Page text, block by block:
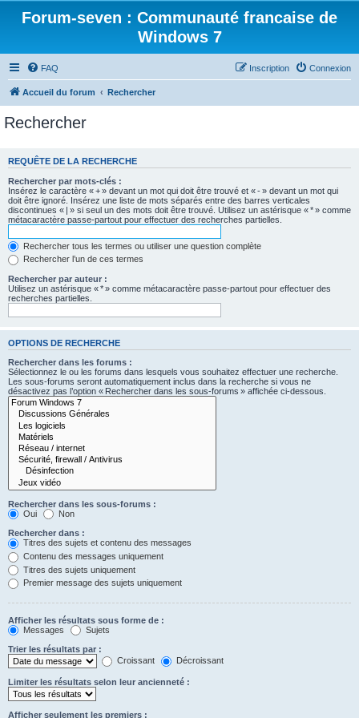
Forum-seven : Communauté francaise de
Windows 7
FAQ Connexion
Inscription
Accueil du forum Rechercher
Rechercher
REQUÊTE DE LA RECHERCHE
Rechercher par mots-clés :
Insérez le caractère « + » devant un mot qui doit être trouvé et « - » devant un mot qui
doit être ignoré. Insérez une liste de mots séparés entre des barres verticales
discontinues « | » si seul un des mots doit être trouvé. Utilisez un astérisque « * » comme
métacaractère passe-partout pour effectuer des recherches partielles.
Rechercher tous les termes ou utiliser une question complète
Rechercher l’un de ces termes
Rechercher par auteur :
Utilisez un astérisque « * » comme métacaractère passe-partout pour effectuer des
recherches partielles.
OPTIONS DE RECHERCHE
Rechercher dans les forums :
Sélectionnez le ou les forums dans lesquels vous souhaitez effectuer une recherche.
Les sous-forums seront automatiquement inclus dans la recherche si vous ne
désactivez pas l’option « Rechercher dans les sous-forums » affichée ci-dessous.
Rechercher dans les sous-forums :
Oui
Non
Rechercher dans :
Titres des sujets et contenu des messages
Contenu des messages uniquement
Titres des sujets uniquement
Premier message des sujets uniquement
Afficher les résultats sous forme de :
Messages
Sujets
Trier les résultats par :
Croissant
Décroissant
Limiter les résultats selon leur ancienneté :
Afficher seulement les premiers :